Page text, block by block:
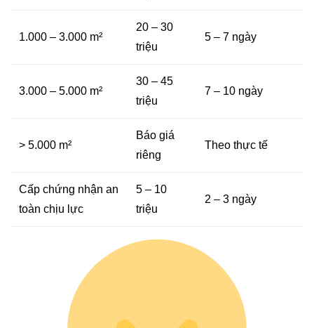
1.000 – 3.000 m²
20 – 30
triệu
5 – 7 ngày
3.000 – 5.000 m²
30 – 45
triệu
7 – 10 ngày
> 5.000 m²
Báo giá
riêng
Theo thực tế
Cấp chứng nhận an
toàn chịu lực
5 – 10
triệu
2 – 3 ngày